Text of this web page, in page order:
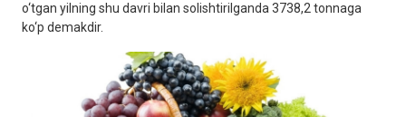
o‘tgan yilning shu davri bilan solishtirilganda 3738,2 tonnaga
ko‘p demakdir.